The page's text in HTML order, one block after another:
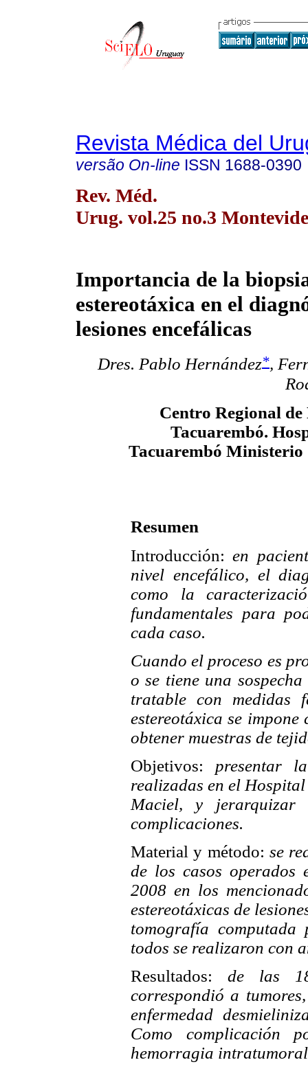
Revista Médica del
versão On-line ISSN 1688-0390
Rev. Méd.
Urug. vol.25 no.3
Importancia de la
estereotáxica en el
lesiones encefálicas
Dres. Pablo Hernández*,
Centro Regional
Tacuarembó.
Tacuarembó Ministerio
Resumen
Introducción: en
nivel encefálico, el
como la
fundamentales para
cada caso.
Cuando el proceso es
o se tiene una
tratable con medidas
estereotáxica se
obtener muestras de
Objetivos: presentar
realizadas en el
Maciel, y
complicaciones.
Material y método: se
de los casos operados
2008 en los
estereotáxicas de
tomografía
todos se realizaron con
Resultados: de las
correspondió a
enfermedad
Como complicación
hemorragia